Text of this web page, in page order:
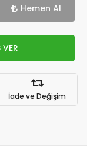
Hemen Al
İade ve Değişim